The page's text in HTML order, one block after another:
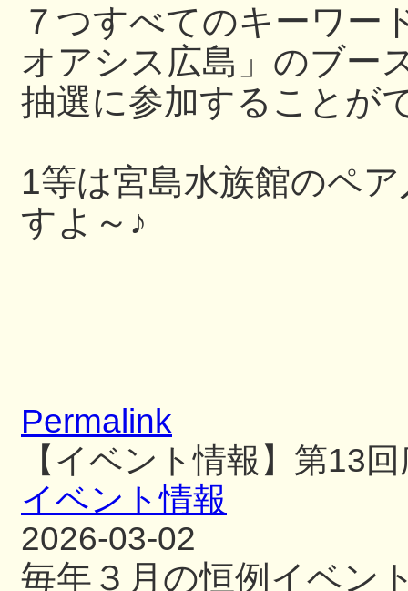
７つすべてのキーワー
オアシス広島」のブー
抽選に参加することが
1等は宮島水族館のペ
すよ～♪
Permalink
【イベント情報】第13
イベント情報
2026-03-02
毎年３月の恒例イベン